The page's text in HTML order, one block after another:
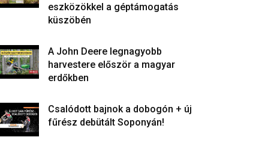
eszközökkel a géptámogatás
küszöbén
A John Deere legnagyobb
harvestere először a magyar
erdőkben
Csalódott bajnok a dobogón + új
fűrész debütált Soponyán!